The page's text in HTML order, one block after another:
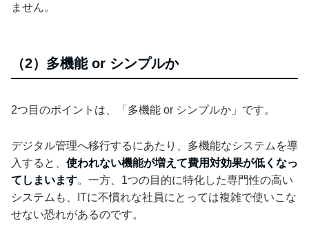
ません。
（2）多機能 or シンプルか
2つ目のポイントは、「多機能 or シンプルか」です。
デジタル管理へ移行するにあたり、多機能なシステムを導
入すると、 使われない機能が増えて費用対効果が低くなっ
てしまいます。一方、1つの目的に特化した専門性の高い
システムも、ITに不慣れな社員にとっては複雑で使いこな
せない恐れがあるのです。